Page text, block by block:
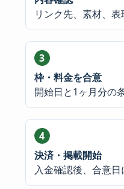
リンク先、素材、表
枠・料金を合意
開始日と1ヶ月分の
決済・掲載開始
入金確認後、合意日